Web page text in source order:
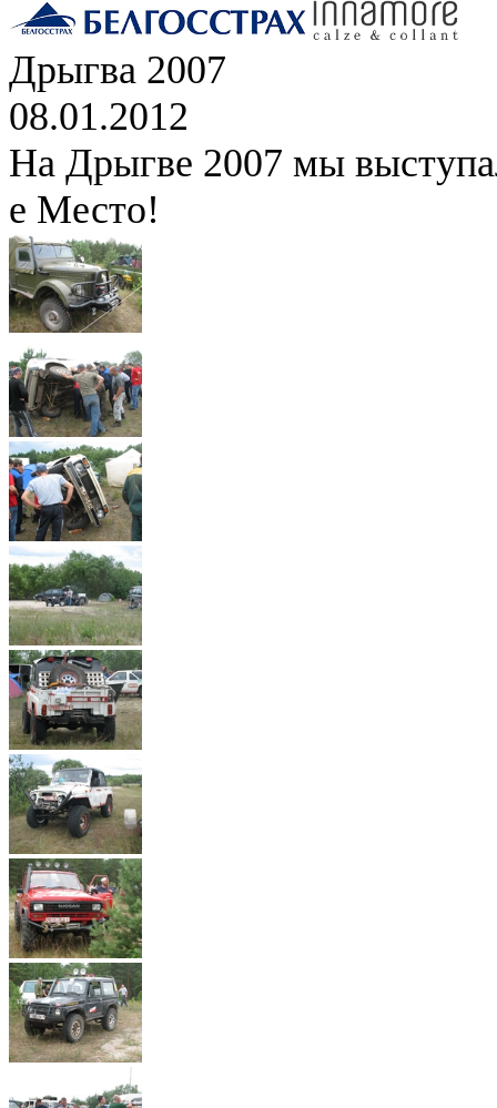
Дрыгва 2007
08.01.2012
На Дрыгве 2007 мы
е Место!